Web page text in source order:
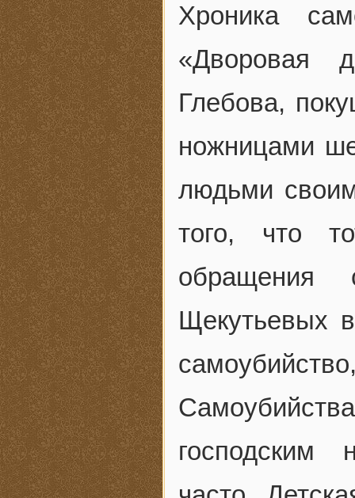
Хроника
«Дворовая
Глебова,
ножницами
людьми
того, что
обращения
Щекутьевых
господским